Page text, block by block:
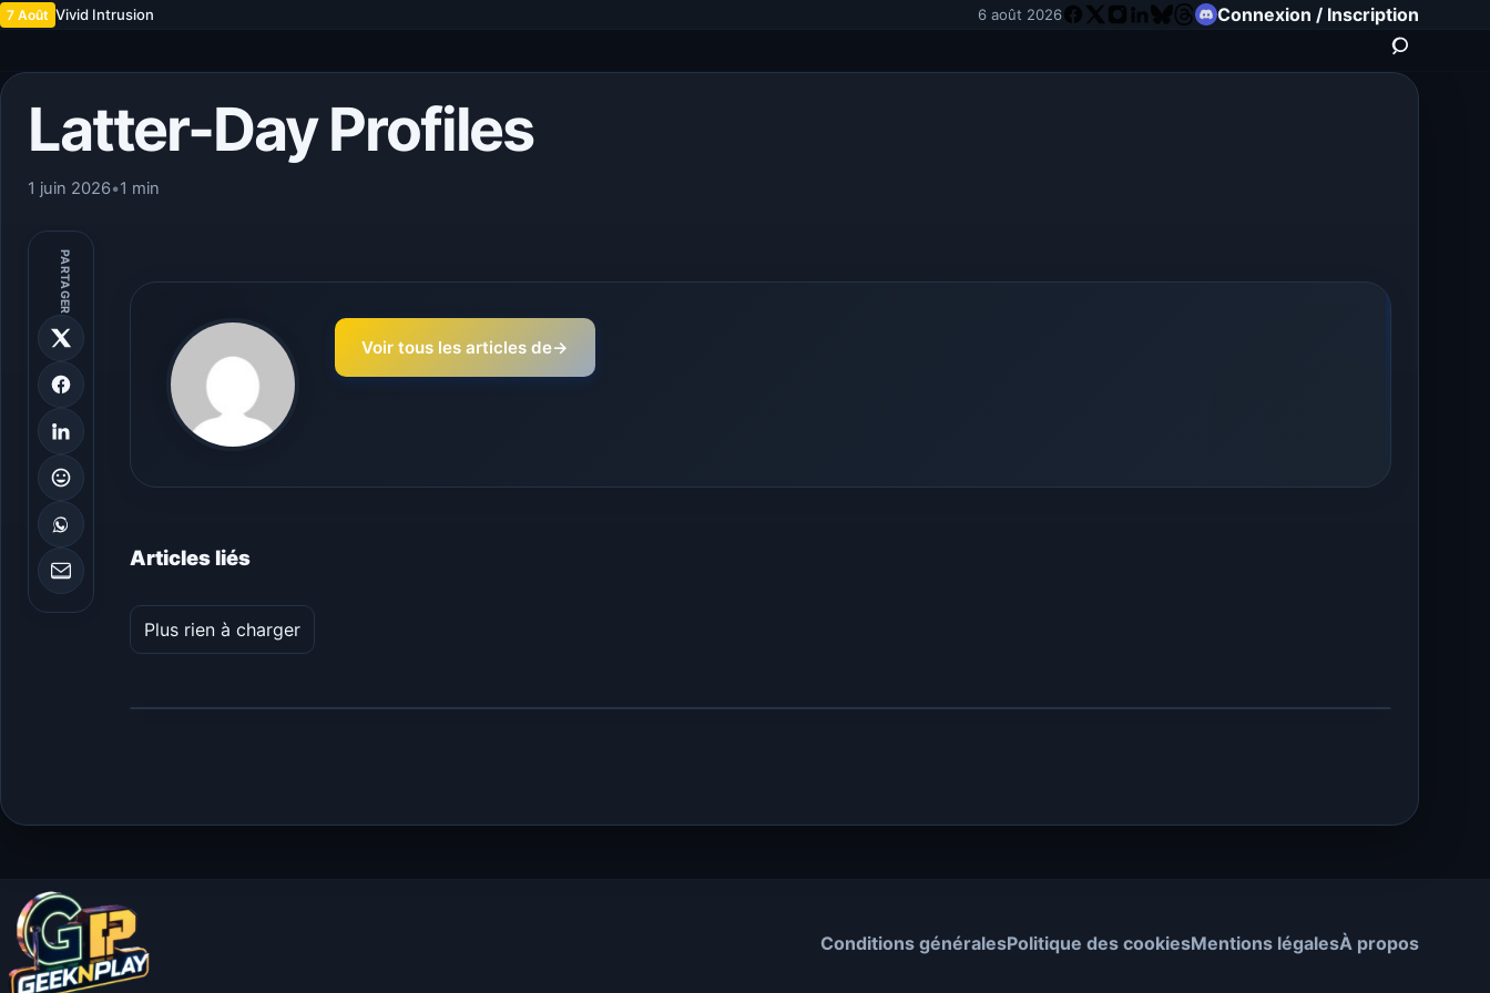
7 Août Vivid Intrusion 6 août 2026 Connexion / Inscription
Latter-Day Profiles
1 juin 2026•1 min
PARTAGER
Voir tous les articles de→
Articles liés
Plus rien à charger
Conditions généralesPolitique des cookiesMentions légalesÀ propos